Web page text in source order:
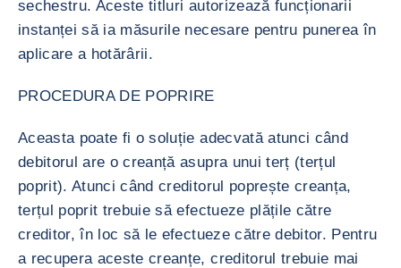
sechestru. Aceste titluri autorizează funcționarii
instanței să ia măsurile necesare pentru punerea în
aplicare a hotărârii.
PROCEDURA DE POPRIRE
Aceasta poate fi o soluție adecvată atunci când
debitorul are o creanță asupra unui terț (terțul
poprit). Atunci când creditorul poprește creanța,
terțul poprit trebuie să efectueze plățile către
creditor, în loc să le efectueze către debitor. Pentru
a recupera aceste creanțe, creditorul trebuie mai